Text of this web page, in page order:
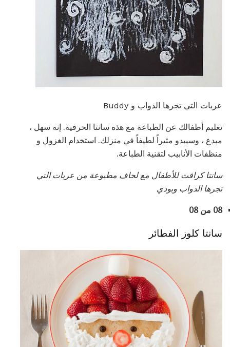
عربات التي تجرها الدواب و Buddy
تعليم أطفالك عن الطباعة مع هذه سانتا الحرفية. إنه سهل ،
مبدع ، وسيبدو مثيراً لطيفاً في منزلك. استخدام الغزول و
منظفات الأنابيب لتقنية الطباعة.
سانتا كرافت للأطفال مع لحاف مطبوعة من عربات التي
تجرها الدواب وبودي
08 من 08
سانتا كلوز الفطائر